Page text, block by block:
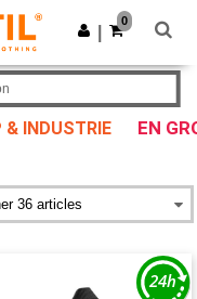
Obtenir l'appli
0
& INDUSTRIE EN